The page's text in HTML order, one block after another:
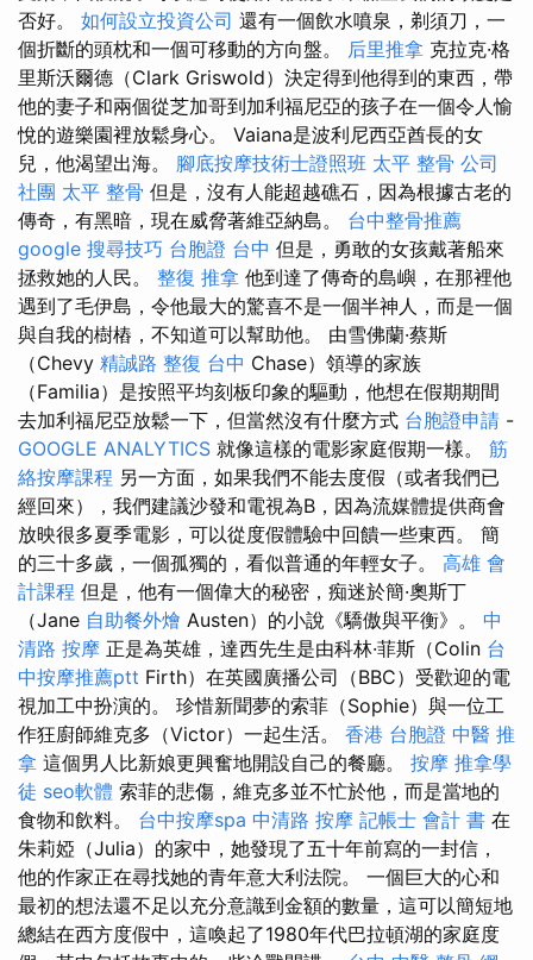
否好。 如何設立投資公司 還有一個飲水噴泉，剃須刀，一
個折斷的頭枕和一個可移動的方向盤。 后里推拿 克拉克·格
里斯沃爾德（Clark Griswold）決定得到他得到的東西，帶
他的妻子和兩個從芝加哥到加利福尼亞的孩子在一個令人愉
悅的遊樂園裡放鬆身心。 Vaiana是波利尼西亞酋長的女
兒，他渴望出海。 腳底按摩技術士證照班 太平 整骨 公司
社團 太平 整骨 但是，沒有人能超越礁石，因為根據古老的
傳奇，有黑暗，現在威脅著維亞納島。 台中整骨推薦
google 搜尋技巧 台胞證 台中 但是，勇敢的女孩戴著船來
拯救她的人民。 整復 推拿 他到達了傳奇的島嶼，在那裡他
遇到了毛伊島，令他最大的驚喜不是一個半神人，而是一個
與自我的樹樁，不知道可以幫助他。 由雪佛蘭·蔡斯
（Chevy 精誠路 整復 台中 Chase）領導的家族
（Familia）是按照平均刻板印象的驅動，他想在假期期間
去加利福尼亞放鬆一下，但當然沒有什麼方式 台胞證申請 -
GOOGLE ANALYTICS 就像這樣的電影家庭假期一樣。 筋
絡按摩課程 另一方面，如果我們不能去度假（或者我們已
經回來），我們建議沙發和電視為B，因為流媒體提供商會
放映很多夏季電影，可以從度假體驗中回饋一些東西。 簡
的三十多歲，一個孤獨的，看似普通的年輕女子。 高雄 會
計課程 但是，他有一個偉大的秘密，痴迷於簡·奧斯丁
（Jane 自助餐外燴 Austen）的小說《驕傲與平衡》。 中
清路 按摩 正是為英雄，達西先生是由科林·菲斯（Colin 台
中按摩推薦ptt Firth）在英國廣播公司（BBC）受歡迎的電
視加工中扮演的。 珍惜新聞夢的索菲（Sophie）與一位工
作狂廚師維克多（Victor）一起生活。 香港 台胞證 中醫 推
拿 這個男人比新娘更興奮地開設自己的餐廳。 按摩 推拿學
徒 seo軟體 索菲的悲傷，維克多並不忙於他，而是當地的
食物和飲料。 台中按摩spa 中清路 按摩 記帳士 會計 書 在
朱莉婭（Julia）的家中，她發現了五十年前寫的一封信，
他的作家正在尋找她的青年意大利法院。 一個巨大的心和
最初的想法還不足以充分意識到金額的數量，這可以簡短地
總結在西方度假中，這喚起了1980年代巴拉頓湖的家庭度